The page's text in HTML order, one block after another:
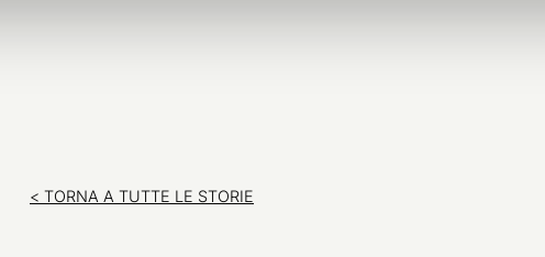
< TORNA A TUTTE LE STORIE